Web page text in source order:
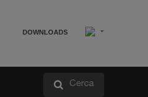
DOWNLOADS
Cerca